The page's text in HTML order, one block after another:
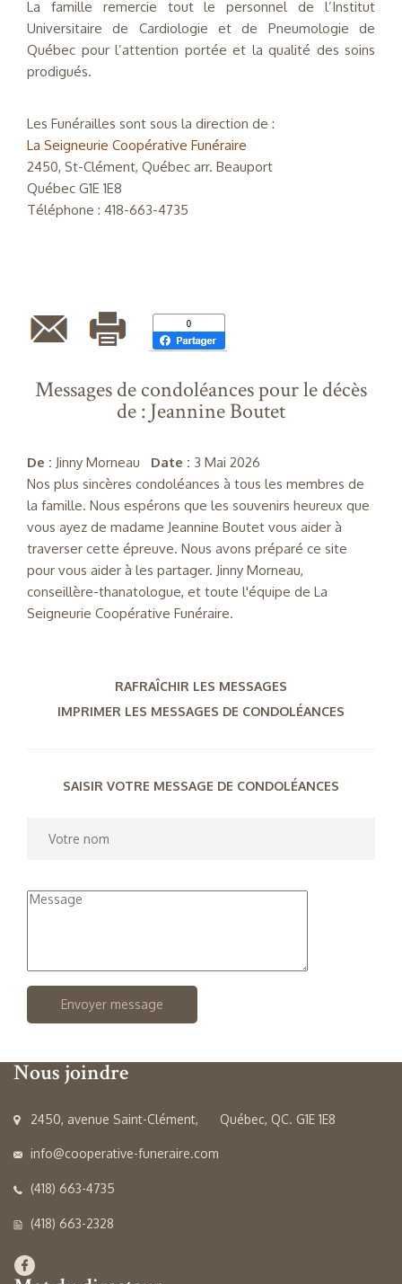
La famille remercie tout le personnel de l’Institut
Universitaire de Cardiologie et de Pneumologie de
Québec pour l’attention portée et la qualité des soins
prodigués.
Les Funérailles sont sous la direction de :
La Seigneurie Coopérative Funéraire
2450, St-Clément, Québec arr. Beauport
Québec G1E 1E8
Téléphone : 418-663-4735
Messages de condoléances pour le décès
de : Jeannine Boutet
De : Jinny Morneau Date : 3 Mai 2026
Nos plus sincères condoléances à tous les membres de
la famille. Nous espérons que les souvenirs heureux que
vous ayez de madame Jeannine Boutet vous aider à
traverser cette épreuve. Nous avons préparé ce site
pour vous aider à les partager. Jinny Morneau,
conseillère-thanatologue, et toute l'équipe de La
Seigneurie Coopérative Funéraire.
RAFRAÎCHIR LES MESSAGES
IMPRIMER LES MESSAGES DE CONDOLÉANCES
SAISIR VOTRE MESSAGE DE CONDOLÉANCES
Nous joindre
2450, avenue Saint-Clément, Québec, QC. G1E 1E8
info@cooperative-funeraire.com
(418) 663-4735
(418) 663-2328